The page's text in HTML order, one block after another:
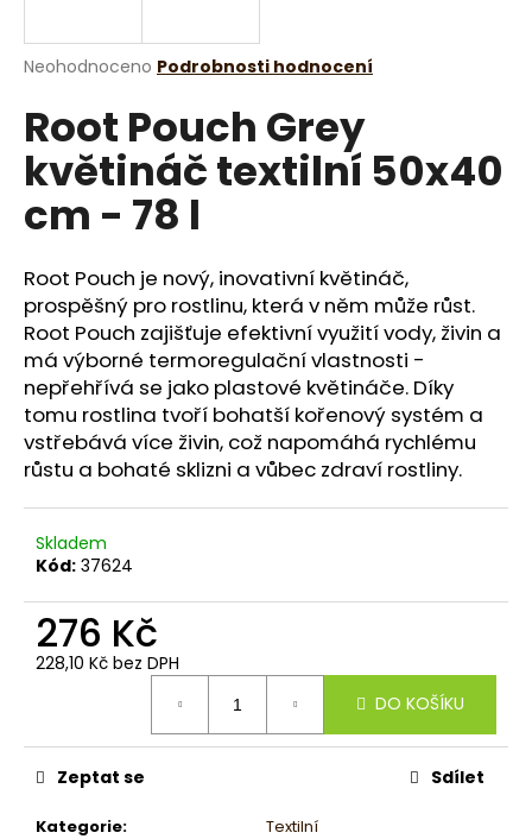
Průměrné
produktu
je
0,0
5
hvězdiček.
Neohodnoceno Podrobnosti hodnocení
Root Pouch Grey
květináč textilní 50x40
cm - 78 l
Root Pouch je nový, inovativní květináč,
prospěšný pro rostlinu, která v něm může růst.
Root Pouch zajišťuje efektivní využití vody, živin a
má výborné termoregulační vlastnosti -
nepřehřívá se jako plastové květináče. Díky
tomu rostlina tvoří bohatší kořenový systém a
vstřebává více živin, což napomáhá rychlému
růstu a bohaté sklizni a vůbec zdraví rostliny.
Skladem
Kód: 37624
276 Kč
228,10 Kč bez DPH
DO KOŠÍKU
Kategorie:
Textilní
Zeptat se Sdílet
j
t
?
HLEDAT
D
o
p
o
r
u
č
u
m
e